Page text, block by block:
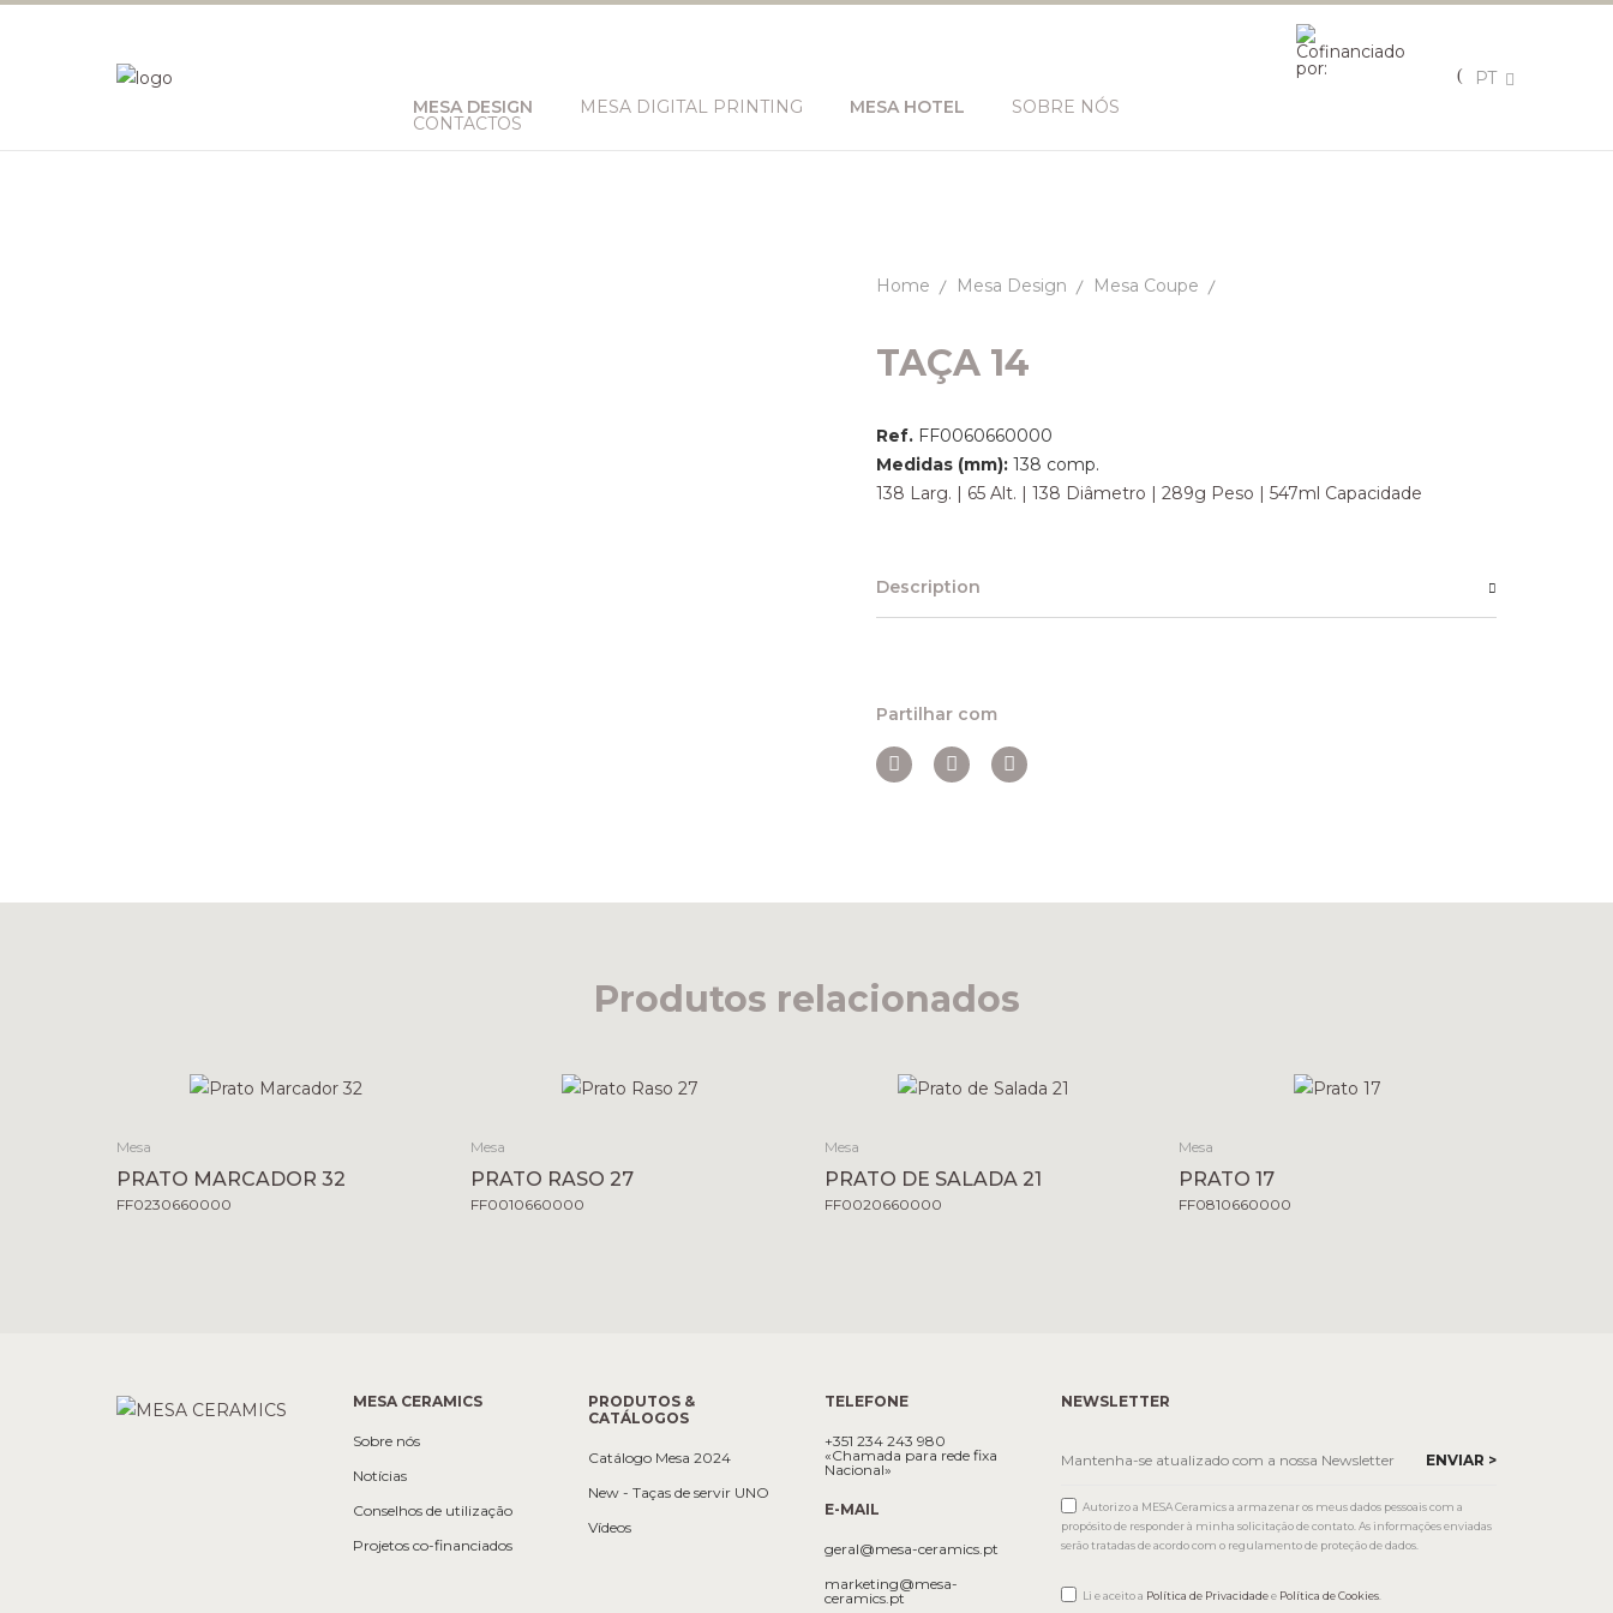
MESA DESIGN MESA DIGITAL PRINTING MESA HOTEL SOBRE NÓS
CONTACTOS
PT
Home Mesa Design Mesa Coupe
TAÇA 14
Ref. FF0060660000
Medidas (mm): 138 comp.
138 Larg. | 65 Alt. | 138 Diâmetro | 289g Peso | 547ml Capacidade
Description
Partilhar com
Produtos relacionados
Mesa
PRATO MARCADOR 32
FF0230660000
Mesa
PRATO RASO 27
FF0010660000
Mesa
PRATO DE SALADA 21
FF0020660000
Mesa
PRATO 17
FF0810660000
MESA CERAMICS
Sobre nós
Notícias
Conselhos de utilização
Projetos co-financiados
PRODUTOS &
CATÁLOGOS
Catálogo Mesa 2024
New - Taças de servir UNO
Vídeos
TELEFONE
+351 234 243 980
«Chamada para rede fixa
Nacional»
E-MAIL
geral@mesa-ceramics.pt
marketing@mesa-
ceramics.pt
NEWSLETTER
Autorizo a MESA Ceramics a armazenar os meus dados pessoais com a
propósito de responder à minha solicitação de contato. As informações enviadas
serão tratadas de acordo com o regulamento de proteção de dados.
Li e aceito a Política de Privacidadee Política de Cookies.